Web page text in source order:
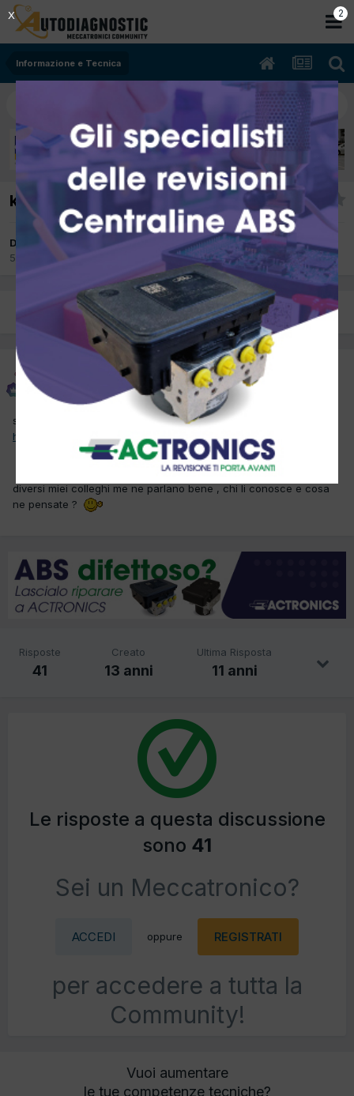
Informazione e Tecnica
kit idrogeno
Da Autoriparazioni Andrea
5 Dicembre 2012
Informazione e Tecnica
PREC AVANTI
Pagina 1 di 2
Autoriparazioni Andrea
5 Dicembre 2012
sono incuriosito da questi kit
http://www.globalgashho.com/product.php?id_product=11
diversi miei colleghi me ne parlano bene , chi li conosce e cosa
ne pensate ?
Risposte
41
Creato
13 anni
Ultima Risposta
11 anni
Le risposte a questa discussione
sono 41
Sei un Meccatronico?
ACCEDI oppure REGISTRATI
per accedere a tutta la
Community!
Vuoi aumentare
le tue competenze tecniche?
2
X